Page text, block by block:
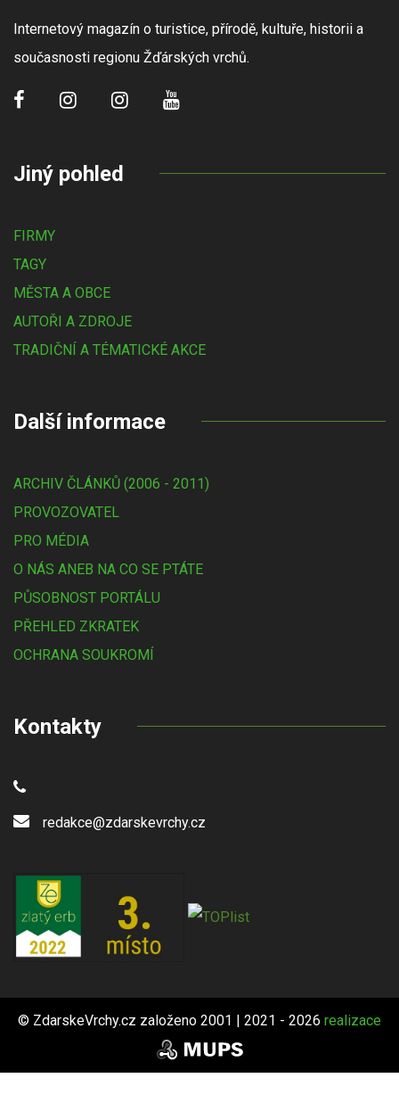
Internetový magazín o turistice, přírodě, kultuře, historii a
současnosti regionu Žďárských vrchů.
Jiný pohled
FIRMY
TAGY
MĚSTA A OBCE
AUTOŘI A ZDROJE
TRADIČNÍ A TÉMATICKÉ AKCE
Další informace
ARCHIV ČLÁNKŮ (2006 - 2011)
PROVOZOVATEL
PRO MÉDIA
O NÁS ANEB NA CO SE PTÁTE
PŮSOBNOST PORTÁLU
PŘEHLED ZKRATEK
OCHRANA SOUKROMÍ
Kontakty
redakce@zdarskevrchy.cz
© ZdarskeVrchy.cz založeno 2001 | 2021 - 2026 realizace